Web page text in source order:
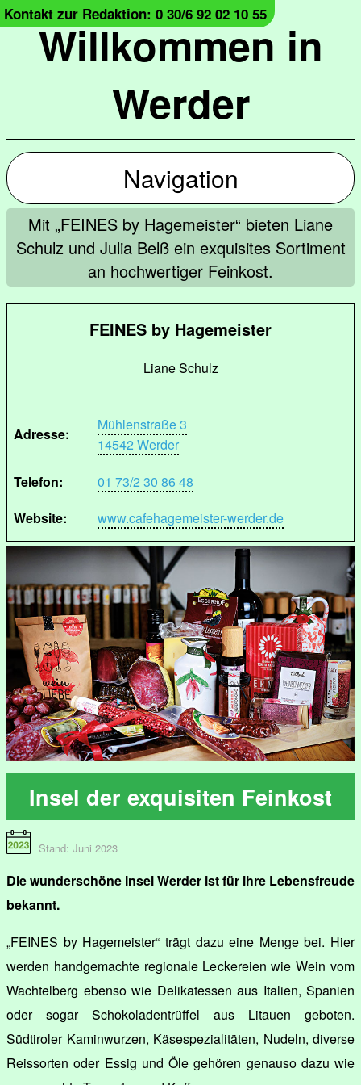
Willkommen in
Werder
Kontakt zur Redaktion: 0 30/6 92 02 10 55
Navigation
Mit „FEINES by Hagemeister“ bieten Liane
Schulz und Julia Belß ein exquisites Sortiment
an hochwertiger Feinkost.
FEINES by Hagemeister
Liane Schulz
Adresse:
Mühlenstraße 3
14542 Werder
Telefon:
01 73/2 30 86 48
Website:
www.cafehagemeister-werder.de
Insel der exquisiten Feinkost
Stand: Juni 2023
Die wunderschöne Insel Werder ist für ihre Lebensfreude
bekannt.
„FEINES by Hagemeister“ trägt dazu eine Menge bei. Hier
werden handgemachte regionale Leckereien wie Wein vom
Wachtelberg ebenso wie Delikatessen aus Italien, Spanien
oder sogar Schokoladentrüffel aus Litauen geboten.
Südtiroler Kaminwurzen, Käsespezialitäten, Nudeln, diverse
Reissorten oder Essig und Öle gehören genauso dazu wie